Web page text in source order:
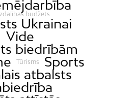
budžets
Ukrainai
Vide
biedrībām
Tūrisms
Sports
atbalsts